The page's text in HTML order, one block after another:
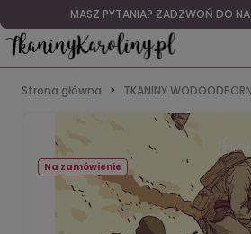
MASZ PYTANIA? ZADZWOŃ DO
Strona główna TKANINY
Na zamówienie